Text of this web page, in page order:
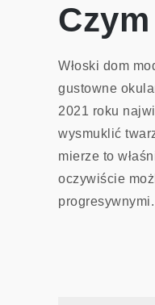
Włoski dom
gustowne
2021 roku
wysmuklić
mierze to
oczywiście
progresywnymi.